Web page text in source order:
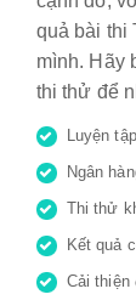
quả bài thi
mình. Hãy
thi thử để
Luyện
Ngân
Thi thử
Kết quả
Cải thiện